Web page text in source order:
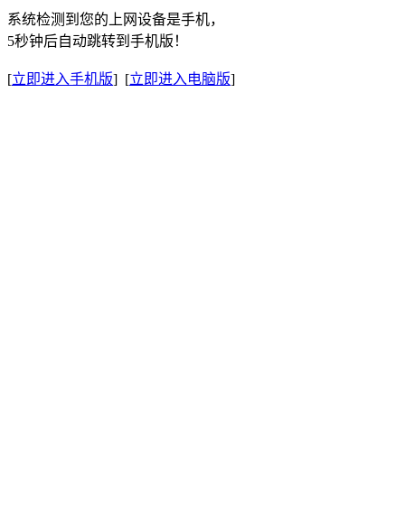
系统检测到您的上网设备是手机，
5秒钟后自动跳转到手机版！
[立即进入手机版] [立即进入电脑版]